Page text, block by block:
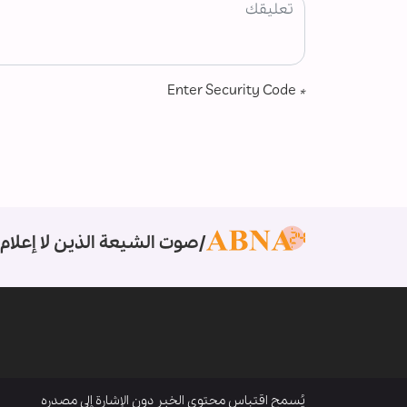
*
صوت الشيعة الذين لا
يُسمح اقتباس محتوى الخبر دون الإشارة إلى مصدره